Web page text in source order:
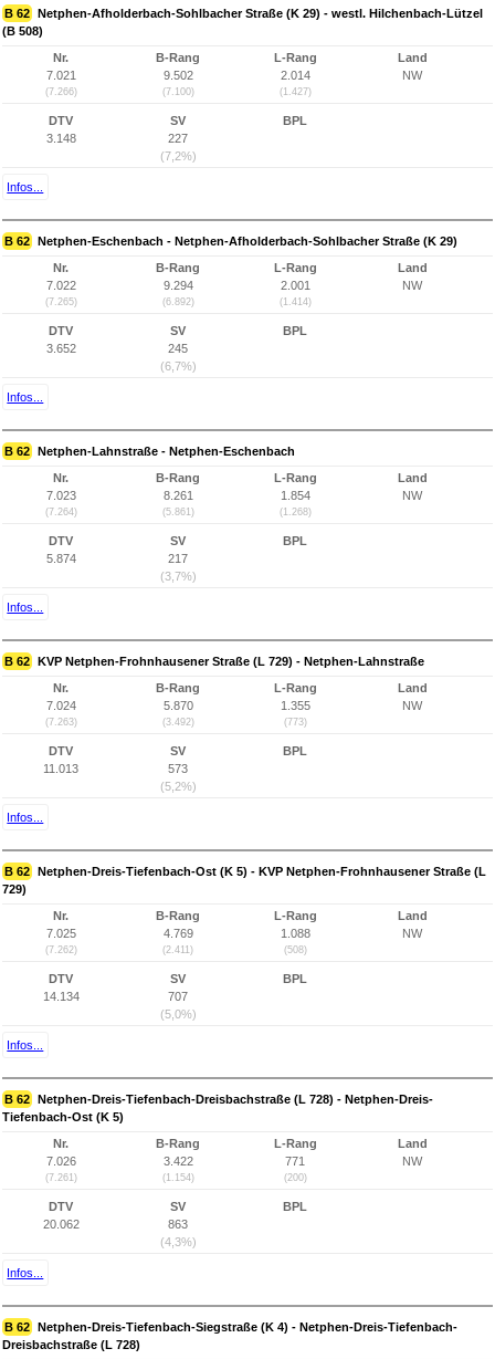
B 62 Netphen-Afholderbach-Sohlbacher Straße (K 29) - westl. Hilchenbach-Lützel
(B 508)
Nr.
7.021
(7.266)
B-Rang
9.502
(7.100)
L-Rang
2.014
(1.427)
Land
NW
DTV
3.148
SV
227
(7,2%)
BPL
Infos...
B 62 Netphen-Eschenbach - Netphen-Afholderbach-Sohlbacher Straße (K 29)
Nr.
7.022
(7.265)
B-Rang
9.294
(6.892)
L-Rang
2.001
(1.414)
Land
NW
DTV
3.652
SV
245
(6,7%)
BPL
Infos...
B 62 Netphen-Lahnstraße - Netphen-Eschenbach
Nr.
7.023
(7.264)
B-Rang
8.261
(5.861)
L-Rang
1.854
(1.268)
Land
NW
DTV
5.874
SV
217
(3,7%)
BPL
Infos...
B 62 KVP Netphen-Frohnhausener Straße (L 729) - Netphen-Lahnstraße
Nr.
7.024
(7.263)
B-Rang
5.870
(3.492)
L-Rang
1.355
(773)
Land
NW
DTV
11.013
SV
573
(5,2%)
BPL
Infos...
B 62 Netphen-Dreis-Tiefenbach-Ost (K 5) - KVP Netphen-Frohnhausener Straße (L
729)
Nr.
7.025
(7.262)
B-Rang
4.769
(2.411)
L-Rang
1.088
(508)
Land
NW
DTV
14.134
SV
707
(5,0%)
BPL
Infos...
B 62 Netphen-Dreis-Tiefenbach-Dreisbachstraße (L 728) - Netphen-Dreis-
Tiefenbach-Ost (K 5)
Nr.
7.026
(7.261)
B-Rang
3.422
(1.154)
L-Rang
771
(200)
Land
NW
DTV
20.062
SV
863
(4,3%)
BPL
Infos...
B 62 Netphen-Dreis-Tiefenbach-Siegstraße (K 4) - Netphen-Dreis-Tiefenbach-
Dreisbachstraße (L 728)